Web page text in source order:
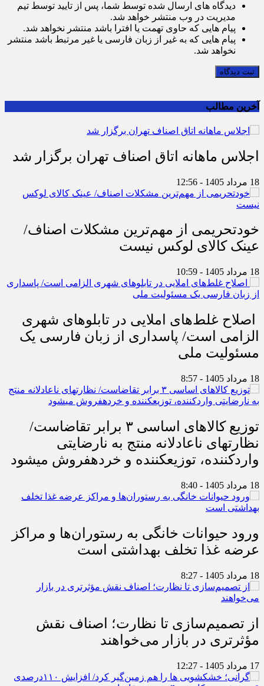
دیدگاه های ارسال شده توسط شما، پس از تایید توسط تیم
مدیریت در وب منتشر خواهد شد.
پیام هایی که حاوی تهمت یا افترا باشد منتشر نخواهد شد.
پیام هایی که به غیر از زبان فارسی یا غیر مرتبط باشد منتشر
نخواهد شد.
ثبت دیدگاه
آخرین مطالب
اجلاس ماهانه اتاق اصناف تهران برگزار شد
18 مرداد 1405 - 12:56
خودتحریمی از مهم‌ترین مشکلات اصناف/
عینک کالای لوکس نیست
18 مرداد 1405 - 10:59
اصلاح غلط‌های املایی در تابلوهای شهری
الزامی است/ پاسداری از زبان فارسی یک
مسئولیت ملی
18 مرداد 1405 - 8:57
توزیع کالاهای اساسی ۳ برابر تقاضاست/
نظارت‎های ناعادلانه منتج به نارضایتی
واردکننده، توزیع‎کننده و خرده‎فروش می‎شود
18 مرداد 1405 - 8:40
ورود حیوانات خانگی به رستوران‌ها و مراکز
عرضه غذا تخلف بهداشتی است
18 مرداد 1405 - 8:27
از تصمیم‌سازی تا نظارت؛ اصناف نقش
مؤثرتری در بازار می‌خواهند
17 مرداد 1405 - 12:27